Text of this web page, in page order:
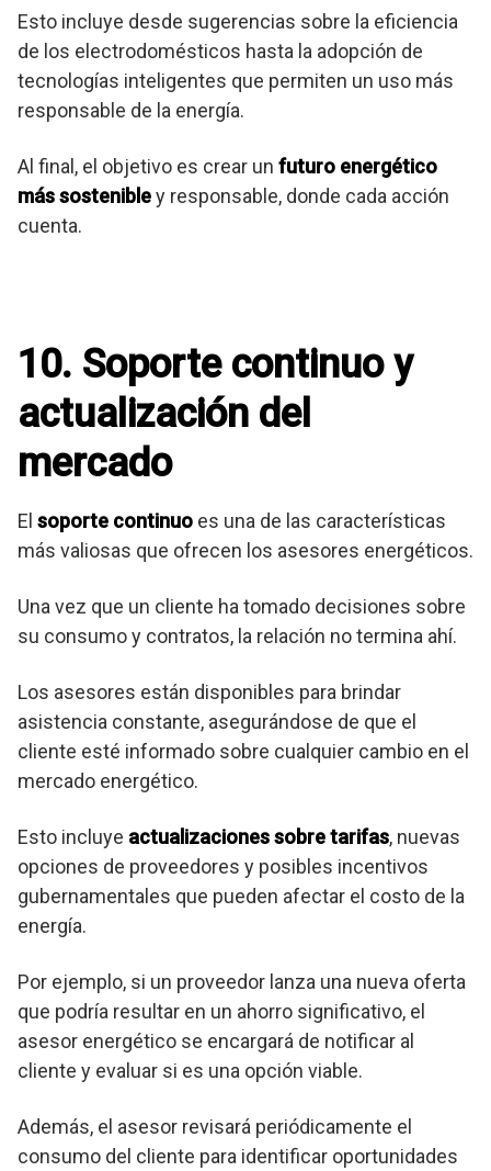
Esto incluye desde sugerencias sobre la eficiencia
de los electrodomésticos hasta la adopción de
tecnologías inteligentes que permiten un uso más
responsable de la energía.
Al final, el objetivo es crear un futuro energético
más sostenibley responsable, donde cada acción
cuenta.
10. Soporte continuo y
actualización del
mercado
El soporte continuo es una de las características
más valiosas que ofrecen los asesores energéticos.
Una vez que un cliente ha tomado decisiones sobre
su consumo y contratos, la relación no termina ahí.
Los asesores están disponibles para brindar
asistencia constante, asegurándose de que el
cliente esté informado sobre cualquier cambio en el
mercado energético.
Esto incluye actualizaciones sobre tarifas, nuevas
opciones de proveedores y posibles incentivos
gubernamentales que pueden afectar el costo de la
energía.
Por ejemplo, si un proveedor lanza una nueva oferta
que podría resultar en un ahorro significativo, el
asesor energético se encargará de notificar al
cliente y evaluar si es una opción viable.
Además, el asesor revisará periódicamente el
consumo del cliente para identificar oportunidades